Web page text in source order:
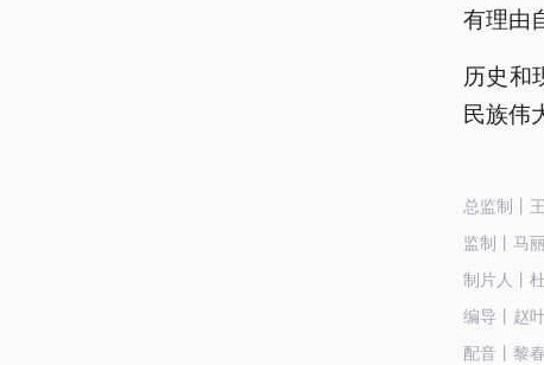
有理由
历史和
民族伟
总监制丨
监制丨马
制片人丨
编导丨赵
配音丨黎春